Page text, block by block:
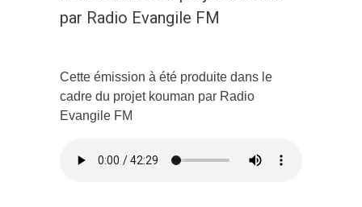
par Radio Evangile FM
Cette émission à été produite dans le
cadre du projet kouman par Radio
Evangile FM